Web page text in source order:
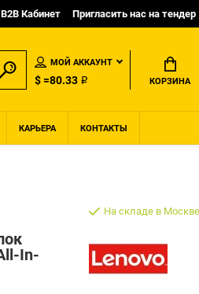
B2B Кабинет Пригласить нас на тендер
МОЙ АККАУНТ
$ =80.33 ₽ КОРЗИНА
КАРЬЕРА КОНТАКТЫ
In-
На складе в Москве